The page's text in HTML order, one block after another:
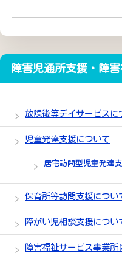
障害児通所支援・障
放課後等デイサービスに
児童発達支援について
居宅訪問型児童発達
保育所等訪問支援につい
障がい児相談支援につい
障害福祉サービス事業所